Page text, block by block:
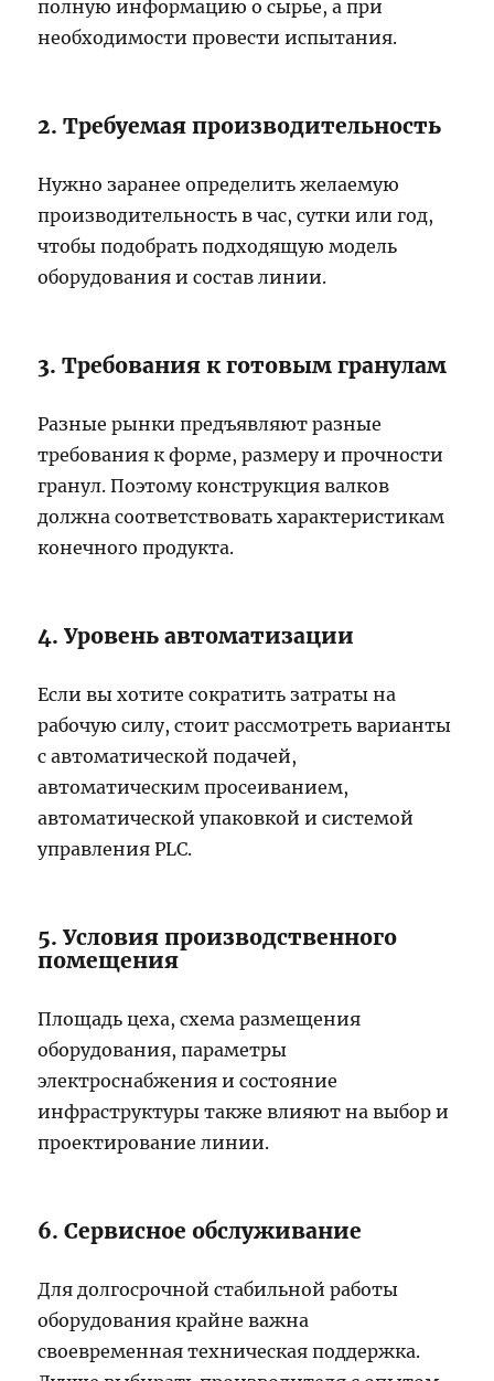
полную информацию о сырье, а при
необходимости провести испытания.
2. Требуемая производительность
Нужно заранее определить желаемую
производительность в час, сутки или год,
чтобы подобрать подходящую модель
оборудования и состав линии.
3. Требования к готовым гранулам
Разные рынки предъявляют разные
требования к форме, размеру и прочности
гранул. Поэтому конструкция валков
должна соответствовать характеристикам
конечного продукта.
4. Уровень автоматизации
Если вы хотите сократить затраты на
рабочую силу, стоит рассмотреть варианты
с автоматической подачей,
автоматическим просеиванием,
автоматической упаковкой и системой
управления PLC.
5. Условия производственного
помещения
Площадь цеха, схема размещения
оборудования, параметры
электроснабжения и состояние
инфраструктуры также влияют на выбор и
проектирование линии.
6. Сервисное обслуживание
Для долгосрочной стабильной работы
оборудования крайне важна
своевременная техническая поддержка.